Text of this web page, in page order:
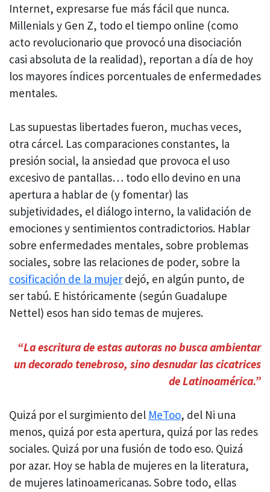
Internet, expresarse fue más fácil que nunca.
Millenials y Gen Z, todo el tiempo online (como
acto revolucionario que provocó una disociación
casi absoluta de la realidad), reportan a día de hoy
los mayores índices porcentuales de enfermedades
mentales.
Las supuestas libertades fueron, muchas veces,
otra cárcel. Las comparaciones constantes, la
presión social, la ansiedad que provoca el uso
excesivo de pantallas… todo ello devino en una
apertura a hablar de (y fomentar) las
subjetividades, el diálogo interno, la validación de
emociones y sentimientos contradictorios. Hablar
sobre enfermedades mentales, sobre problemas
sociales, sobre las relaciones de poder, sobre la
cosificación de la mujer dejó, en algún punto, de
ser tabú. E históricamente (según Guadalupe
Nettel) esos han sido temas de mujeres.
“La escritura de estas autoras no busca ambientar
un decorado tenebroso, sino desnudar las cicatrices
de Latinoamérica.”
Quizá por el surgimiento del MeToo, del Ni una
menos, quizá por esta apertura, quizá por las redes
sociales. Quizá por una fusión de todo eso. Quizá
por azar. Hoy se habla de mujeres en la literatura,
de mujeres latinoamericanas. Sobre todo, ellas